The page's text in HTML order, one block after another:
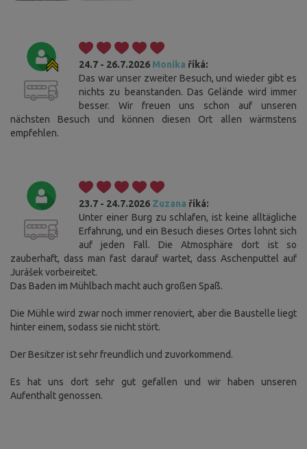
24.7 - 26.7.2026 Monika říká:
Das war unser zweiter Besuch, und wieder gibt es
nichts zu beanstanden. Das Gelände wird immer
besser. Wir freuen uns schon auf unseren
nächsten Besuch und können diesen Ort allen wärmstens
empfehlen.
23.7 - 24.7.2026 Zuzana říká:
Unter einer Burg zu schlafen, ist keine alltägliche
Erfahrung, und ein Besuch dieses Ortes lohnt sich
auf jeden Fall. Die Atmosphäre dort ist so
zauberhaft, dass man fast darauf wartet, dass Aschenputtel auf
Jurášek vorbeireitet.
Das Baden im Mühlbach macht auch großen Spaß.
Die Mühle wird zwar noch immer renoviert, aber die Baustelle liegt
hinter einem, sodass sie nicht stört.
Der Besitzer ist sehr freundlich und zuvorkommend.
Es hat uns dort sehr gut gefallen und wir haben unseren
Aufenthalt genossen.